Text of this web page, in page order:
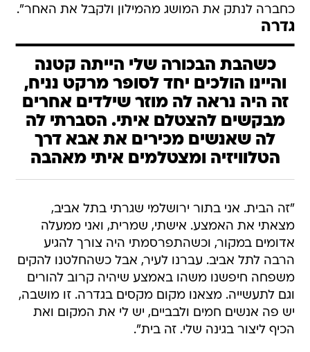
כחברה לנתק את המושג מהמילון ולקבל את האחר".
גדרה
כשהבת הבכורה שלי הייתה קטנה
והיינו הולכים יחד לסופר מרקט נניח,
זה היה נראה לה מוזר שילדים אחרים
מבקשים להצטלם איתי. הסברתי לה
לה שאנשים מכירים את אבא דרך
הטלוויזיה ומצטלמים איתי מאהבה
"זה הבית. אני בתור ירושלמי שגרתי בתל אביב,
מצאתי את האמצע. אישתי, שמרית, ואני ממעלה
אדומים במקור, וכשהתפרסמתי היה צורך להגיע
הרבה לתל אביב. עברנו לעיר, אבל כשהחלטנו להקים
משפחה חיפשנו משהו באמצע שיהיה קרוב להורים
וגם לתעשייה. מצאנו מקום מקסים בגדרה. זו מושבה,
יש פה אנשים חמים ולבביים, יש לי את המקום ואת
הכיף ליצור בגינה שלי. זה בית".